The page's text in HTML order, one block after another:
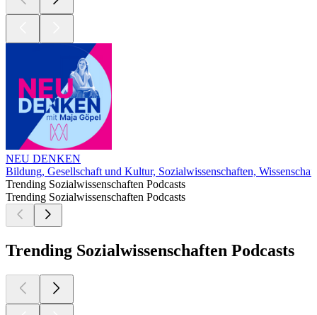
NEU DENKEN
Bildung, Gesellschaft und Kultur, Sozialwissenschaften, Wissenschaft
Trending Sozialwissenschaften Podcasts
Trending Sozialwissenschaften Podcasts
Trending Sozialwissenschaften Podcasts